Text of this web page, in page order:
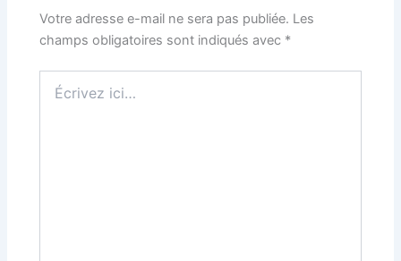
Votre adresse e-mail ne sera pas publiée. Les
champs obligatoires sont indiqués avec *
ici…